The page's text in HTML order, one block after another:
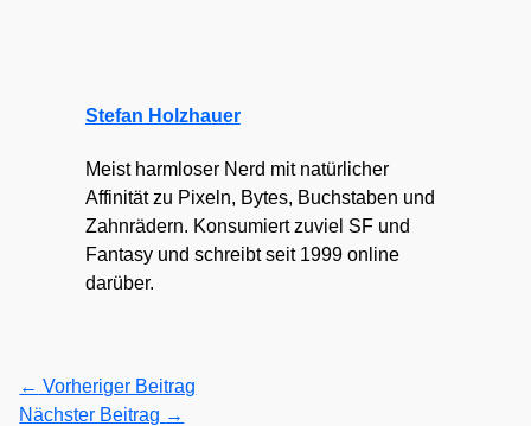
Stefan Holzhauer
Meist harmloser Nerd mit natürlicher
Affinität zu Pixeln, Bytes, Buchstaben und
Zahnrädern. Konsumiert zuviel SF und
Fantasy und schreibt seit 1999 online
darüber.
← Vorheriger Beitrag
Nächster Beitrag →